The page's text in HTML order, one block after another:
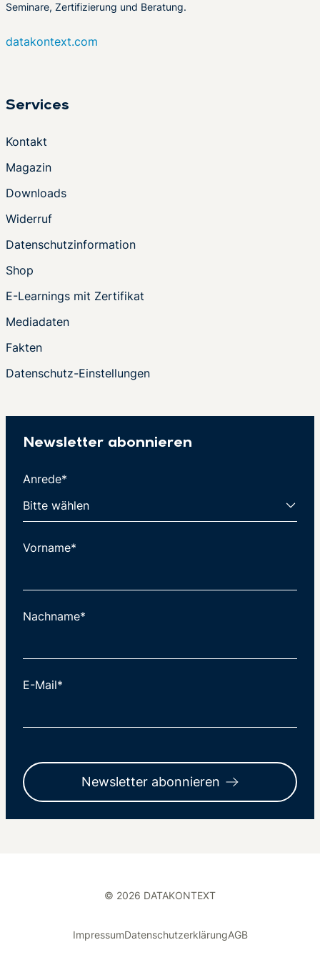
Seminare, Zertifizierung und Beratung.
datakontext.com
Services
Kontakt
Magazin
Downloads
Widerruf
Datenschutzinformation
Shop
E-Learnings mit Zertifikat
Mediadaten
Fakten
Datenschutz-Einstellungen
Newsletter abonnieren
Anrede*
Vorname*
Nachname*
E-Mail*
Newsletter abonnieren
© 2026 DATAKONTEXT
ImpressumDatenschutzerklärungAGB